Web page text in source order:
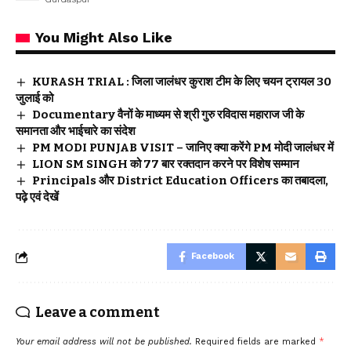
You Might Also Like
KURASH TRIAL : जिला जालंधर कुराश टीम के लिए चयन ट्रायल 30
जुलाई को
Documentary वैनों के माध्यम से श्री गुरु रविदास महाराज जी के
समानता और भाईचारे का संदेश
PM MODI PUNJAB VISIT – जानिए क्या करेंगे PM मोदी जालंधर में
LION SM SINGH को 77 बार रक्तदान करने पर विशेष सम्मान
Principals और District Education Officers का तबादला,
पढ़े एवं देखें
Facebook
Leave a comment
Your email address will not be published. Required fields are marked *